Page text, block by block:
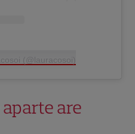
(@lauracosoi)
are